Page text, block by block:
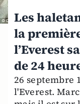
Les
la
l’Everest
de 24
26 septembre
l'Everest.